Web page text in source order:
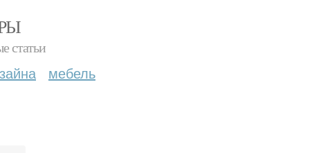
статьи
мебель